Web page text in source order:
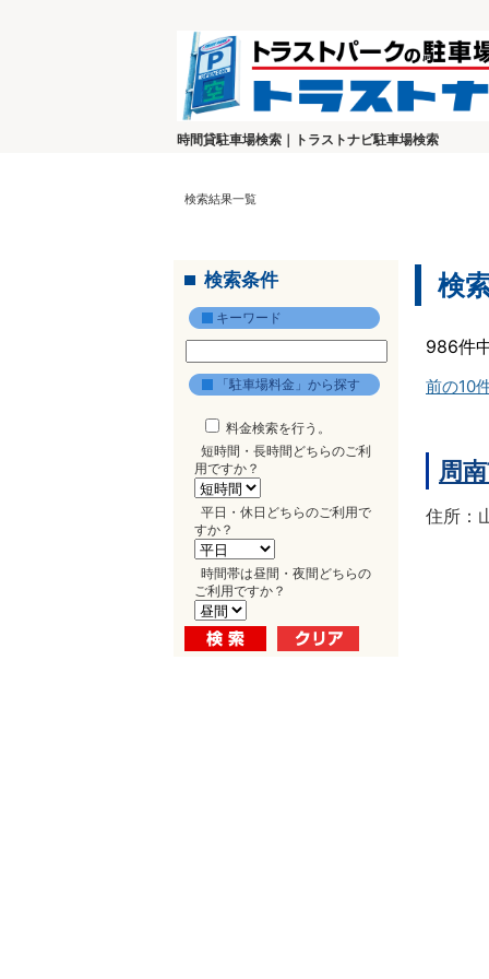
時間貸駐車場検索｜トラストナビ駐車場検索
検索結果一覧
検索条件
キーワード
「駐車場料金」から探す
料金検索を行う。
短時間・長時間どちらのご利
用ですか？
平日・休日どちらのご利用で
すか？
時間帯は昼間・夜間どちらの
ご利用ですか？
検
986件
前の10
周
住所：